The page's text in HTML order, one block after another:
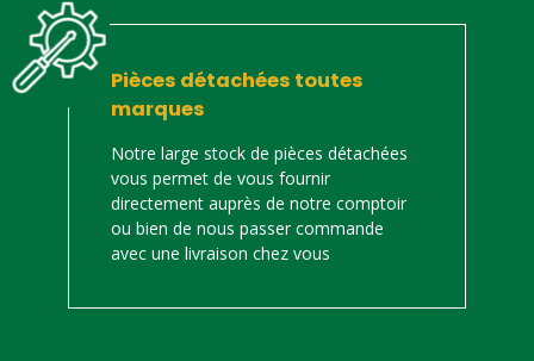
Pièces détachées toutes
marques
Notre large stock de pièces détachées
vous permet de vous fournir
directement auprès de notre comptoir
ou bien de nous passer commande
avec une livraison chez vous